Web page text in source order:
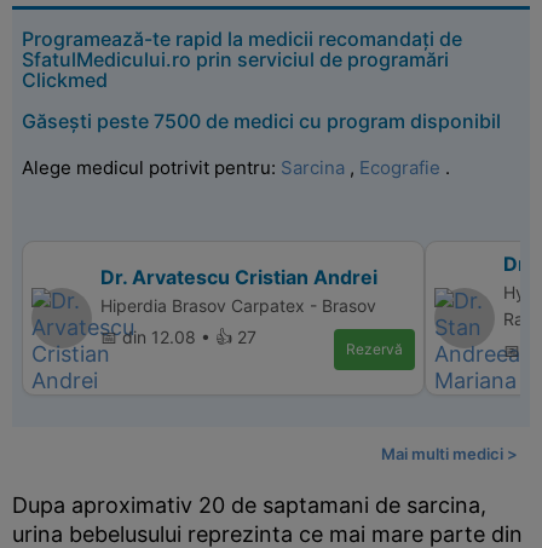
Programează-te rapid la medicii recomandați de
SfatulMedicului.ro prin serviciul de programări
Clickmed
Găsești peste 7500 de medici cu program disponibil
Alege medicul potrivit pentru: Sarcina , Ecografie .
Dr. Arvatescu Cristian Andrei
Hiperdia Brasov Carpatex - Brasov
📅 din 12.08 • 👍 27
Rezervă
Dr.
📅
Mai multi medici >
Dupa aproximativ 20 de saptamani de sarcina,
urina bebelusului reprezinta ce mai mare parte din